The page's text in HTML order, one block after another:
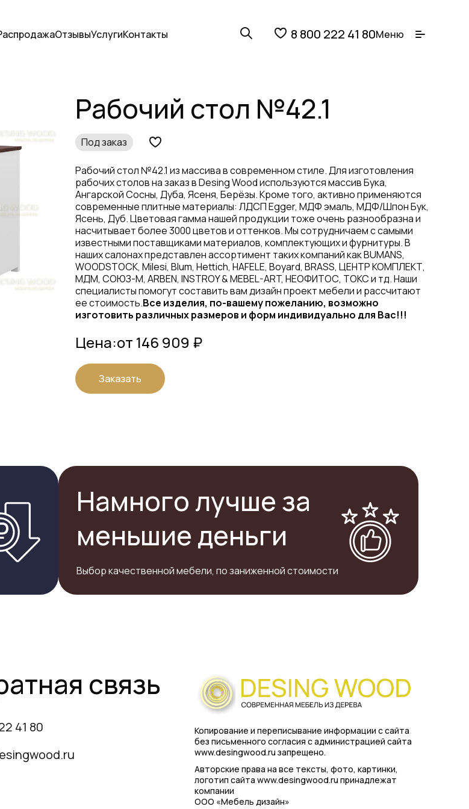
ОтзывыУслугиКонтакты 8 800 222 41 80Меню
Рабочий стол №42.1
Под заказ
Рабочий стол №42.1 из массива в современном стиле. Для изготовления
рабочих столов на заказ в Desing Wood используются массив Бука,
Ангарской Сосны, Дуба, Ясеня, Берёзы. Кроме того, активно применяются
современные плитные материалы: ЛДСП Egger, МДФ эмаль, МДФ/Шпон Бук,
Ясень, Дуб. Цветовая гамма нашей продукции тоже очень разнообразна и
насчитывает более 3000 цветов и оттенков. Мы сотрудничаем с самыми
известными поставщиками материалов, комплектующих и фурнитуры. В
наших салонах представлен ассортимент таких компаний как BUMANS,
WOODSTOCK, Milesi, Blum, Hettich, HAFELE, Boyard, BRASS, ЦЕНТР КОМПЛЕКТ,
МДМ, СОЮЗ-М, ARBEN, INSTROY & MEBEL-ART, НЕОФИТОС, ТОКС и тд. Наши
специалисты помогут составить вам дизайн проект мебели и рассчитают
ее стоимость.Все изделия, по-вашему пожеланию, возможно
изготовить различных размеров и форм индивидуально для Вас!!!
Цена:от 146 909 ₽
Заказать
Намного лучше за
меньшие деньги
Выбор качественной мебели, по заниженной стоимости
связь
41 80
Копирование и переписывание информации с сайта
без письменного согласия с администрацией сайта
www.desingwood.ru запрещено.
Авторские права на все тексты, фото, картинки,
логотип сайта www.desingwood.ru принадлежат
компании
ООО «Мебель дизайн»